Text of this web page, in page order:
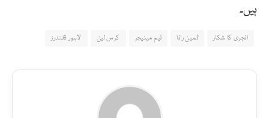
ہیں۔
انجری کا شکار ثمین رانا ٹیم مینیجر کرس لین لاہور قلندرز